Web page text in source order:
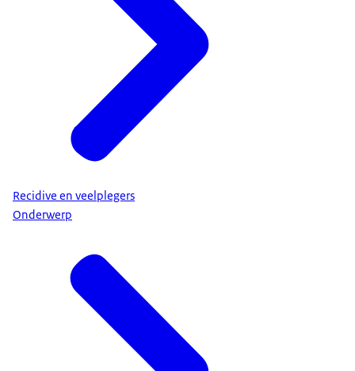
Recidive en veelplegers
Onderwerp